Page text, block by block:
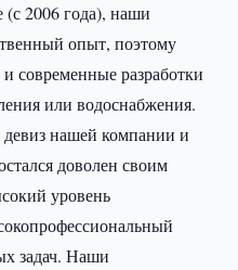
2006 года), наши
опыт, поэтому
современные разработки
или водоснабжения.
нашей компании и
доволен своим
уровень
задач. Наши